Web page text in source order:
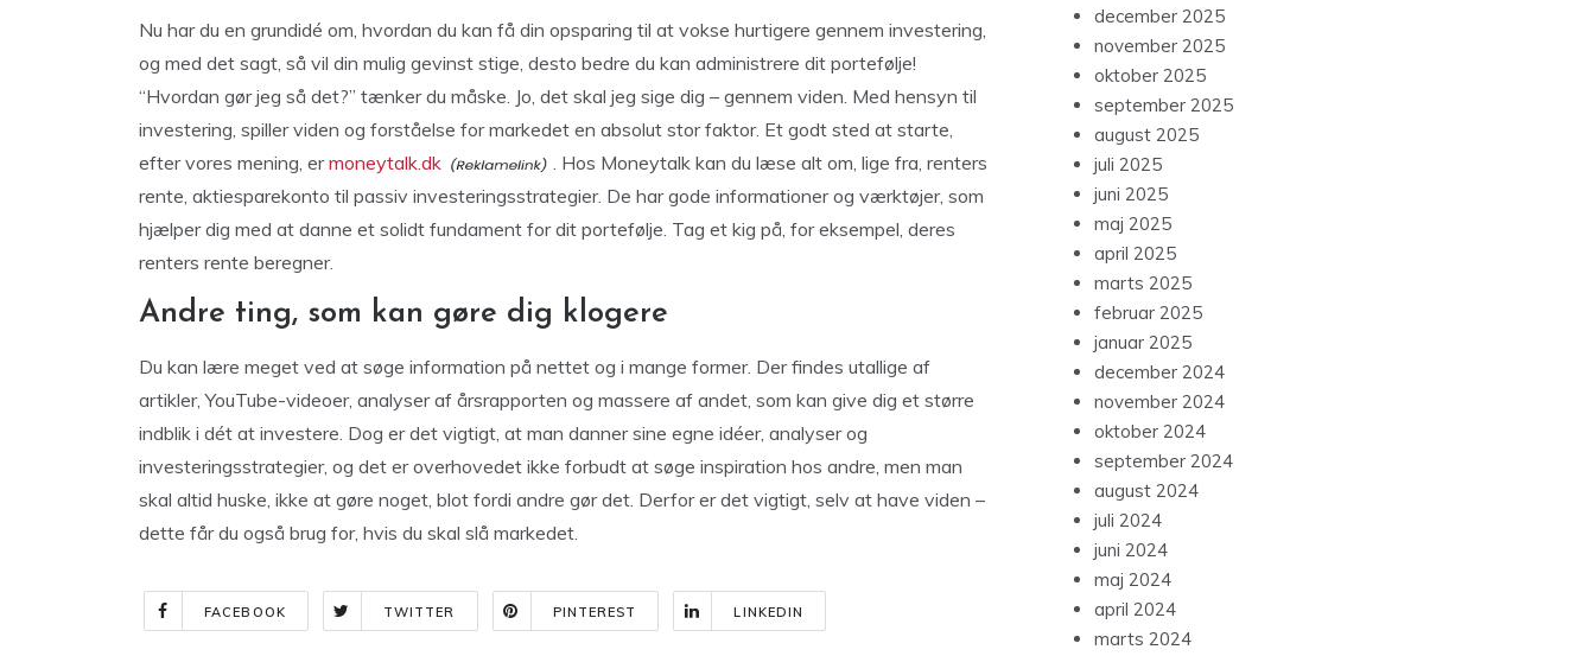
Nu har du en grundidé om, hvordan du kan få din opsparing til at vokse hurtigere gennem investering,
og med det sagt, så vil din mulig gevinst stige, desto bedre du kan administrere dit portefølje!
“Hvordan gør jeg så det?” tænker du måske. Jo, det skal jeg sige dig – gennem viden. Med hensyn til
investering, spiller viden og forståelse for markedet en absolut stor faktor. Et godt sted at starte,
efter vores mening, ermoneytalk.dk
. Hos Moneytalk kan du læse alt om, lige fra, renters
rente, aktiesparekonto til passiv investeringsstrategier. De har gode informationer og værktøjer, som
hjælper dig med at danne et solidt fundament for dit portefølje. Tag et kig på, for eksempel, deres
renters rente beregner.
Andre ting, som kan gøre dig klogere
Du kan lære meget ved at søge information på nettet og i mange former. Der findes utallige af
artikler, YouTube-videoer, analyser af årsrapporten og massere af andet, som kan give dig et større
indblik i dét at investere. Dog er det vigtigt, at man danner sine egne idéer, analyser og
investeringsstrategier, og det er overhovedet ikke forbudt at søge inspiration hos andre, men man
skal altid huske, ikke at gøre noget, blot fordi andre gør det. Derfor er det vigtigt, selv at have viden –
dette får du også brug for, hvis du skal slå markedet.
FACEBOOK TWITTER PINTEREST LINKEDIN
december 2025
november 2025
oktober 2025
september 2025
august 2025
juli 2025
juni 2025
maj 2025
april 2025
marts 2025
februar 2025
januar 2025
december 2024
november 2024
oktober 2024
september 2024
august 2024
juli 2024
juni 2024
maj 2024
april 2024
marts 2024